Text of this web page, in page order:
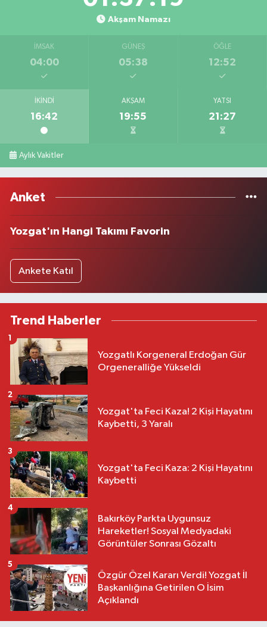
Akşam Namazı
İMSAK
04:00
GÜNEŞ
05:38
ÖĞLE
12:52
İKINDI
16:42
AKŞAM
19:55
YATSI
21:27
Aylık Vakitler
Anket
Yozgat'ın Hangi Takımı Favorin
Ankete Katıl
Trend Haberler
Yozgatlı Korgeneral Erdoğan Gür
Orgeneralliğe Yükseldi
1
Yozgat'ta Feci Kaza! 2 Kişi Hayatını
Kaybetti, 3 Yaralı
2
Yozgat'ta Feci Kaza: 2 Kişi Hayatını
Kaybetti
3
Bakırköy Parkta Uygunsuz
Hareketler! Sosyal Medyadaki
Görüntüler Sonrası Gözaltı
4
Özgür Özel Kararı Verdi! Yozgat İl
Başkanlığına Getirilen O İsim
Açıklandı
5